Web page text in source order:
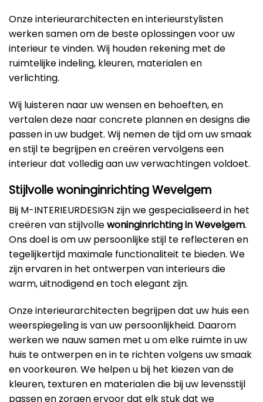
Onze interieurarchitecten en interieurstylisten
werken samen om de beste oplossingen voor uw
interieur te vinden. Wij houden rekening met de
ruimtelijke indeling, kleuren, materialen en
verlichting.
Wij luisteren naar uw wensen en behoeften, en
vertalen deze naar concrete plannen en designs die
passen in uw budget. Wij nemen de tijd om uw smaak
en stijl te begrijpen en creëren vervolgens een
interieur dat volledig aan uw verwachtingen voldoet.
Stijlvolle woninginrichting Wevelgem
Bij M-INTERIEURDESIGN zijn we gespecialiseerd in het
creëren van stijlvollewoninginrichting in Wevelgem.
Ons doel is om uw persoonlijke stijl te reflecteren en
tegelijkertijd maximale functionaliteit te bieden. We
zijn ervaren in het ontwerpen van interieurs die
warm, uitnodigend en toch elegant zijn.
Onze interieurarchitecten begrijpen dat uw huis een
weerspiegeling is van uw persoonlijkheid. Daarom
werken we nauw samen met u om elke ruimte in uw
huis te ontwerpen en in te richten volgens uw smaak
en voorkeuren. We helpen u bij het kiezen van de
kleuren, texturen en materialen die bij uw levensstijl
passen en zorgen ervoor dat elk stuk dat we